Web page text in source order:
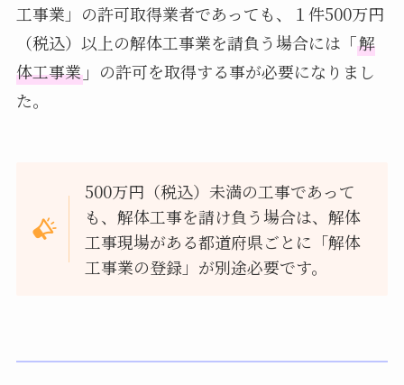
工事業」の許可取得業者であっても、１件500万円
（税込）以上の解体工事業を請負う場合には 「解
体工事業」 の許可を取得する事が必要になりまし
た。
500万円（税込）未満の工事であって
も、解体工事を請け負う場合は、解体
工事現場がある都道府県ごとに「解体
工事業の登録」が別途必要です。